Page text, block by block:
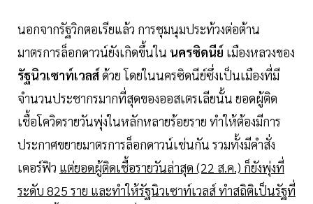
นอกจากรัฐวิกตอเรียแล้ว การชุมนุมประท้วงต่อต้าน
มาตรการล็อกดาวน์ยังเกิดขึ้นใน นครซิดนีย์ เมืองหลวงของ
รัฐนิวเซาท์เวลส์ด้วย โดยในนครซิดนีย์ซึ่งเป็นเมืองที่มี
จำนวนประชากรมากที่สุดของออสเตรเลียนั้น ยอดผู้ติด
เชื้อโควิดรายวันพุ่งในหลักหลายร้อยราย ทำให้ต้องมีการ
ประกาศขยายมาตรการล็อกดาวน์เช่นกัน รวมทั้งมีคำสั่ง
เคอร์ฟิว แต่ยอดผู้ติดเชื้อรายวันล่าสุด (22 ส.ค.) ก็ยังพุ่งที่
ระดับ 825 ราย และทำให้รัฐนิวเซาท์เวลส์ ทำสถิติเป็นรัฐที่